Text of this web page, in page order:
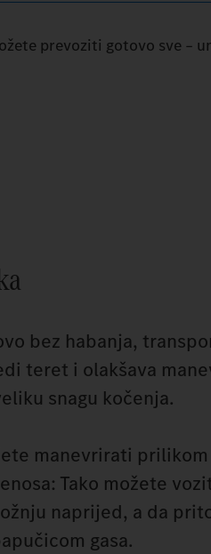
prevoziti gotovo sve –
bez habanja,
teret i olakšava
snagu kočenja.
manevrirati
Tako možete
naprijed, a da
gasa.